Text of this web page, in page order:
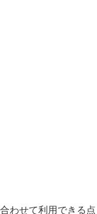
わせて利用できる点